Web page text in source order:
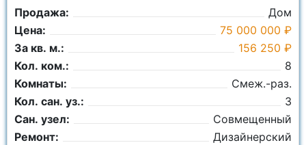
Продажа:
Дом
Цена:
75 000 000 ₽
За кв. м.:
156 250 ₽
Кол. ком.:
8
Комнаты:
Смеж.-раз.
Кол. сан. уз.:
3
Сан. узел:
Совмещенный
Ремонт:
Дизайнерский